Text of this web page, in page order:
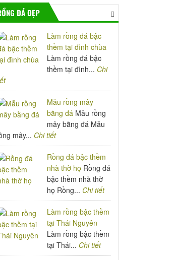
ĐÁ ĐẸP
Làm rồng đá bậc
thềm tại đình chùa
Làm rồng đá bậc
thềm tại đình... Chi
Mẫu rồng mây
bằng đá Mẫu rồng
mây bằng đá Mẫu
mây... Chi tiết
Rồng đá bậc thềm
nhà thờ họ Rồng đá
bậc thềm nhà thờ
họ Rồng... Chi tiết
Làm rồng bậc thềm
tại Thái Nguyên
Làm rồng bậc thềm
tại Thái... Chi tiết